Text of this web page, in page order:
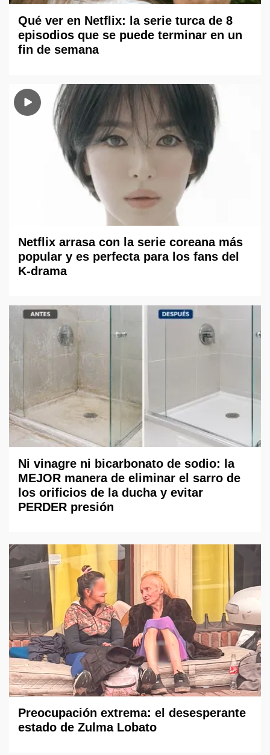
Qué ver en Netflix: la serie turca de 8
episodios que se puede terminar en un
fin de semana
Netflix arrasa con la serie coreana más
popular y es perfecta para los fans del
K-drama
Ni vinagre ni bicarbonato de sodio: la
MEJOR manera de eliminar el sarro de
los orificios de la ducha y evitar
PERDER presión
Preocupación extrema: el desesperante
estado de Zulma Lobato